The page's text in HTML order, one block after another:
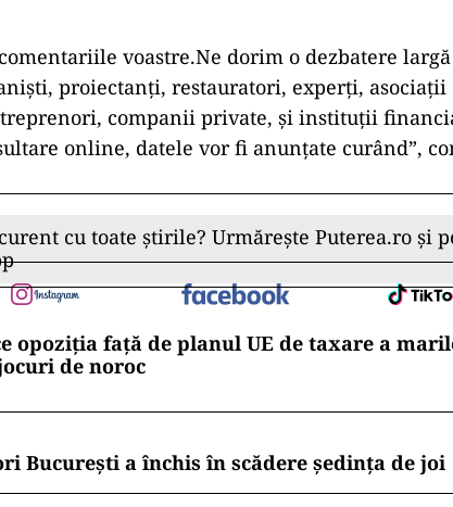
voastre.Ne dorim o dezbatere
proiectanți, restauratori, experți, asociații
companii private, și instituții
online, datele vor fi anunțate curând”,
cu toate știrile? Urmărește Puterea.ro și
opoziția față de planul UE de taxare a
de noroc
București a închis în scădere ședința de joi